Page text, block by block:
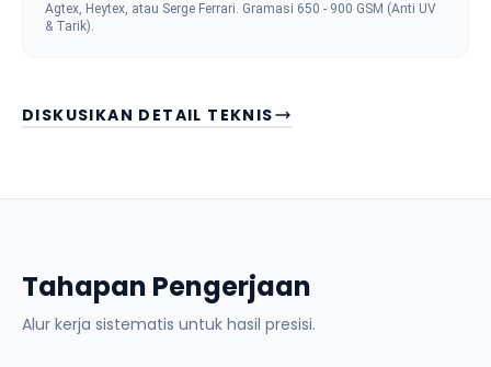
Agtex, Heytex, atau Serge Ferrari. Gramasi 650 - 900 GSM (Anti UV
& Tarik).
DISKUSIKAN DETAIL TEKNIS
Tahapan Pengerjaan
Alur kerja sistematis untuk hasil presisi.